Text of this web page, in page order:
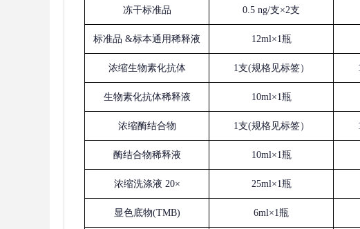
冻干标准品 0.5 ng/支×2支
标准品 &标本通用稀释液 12ml×1瓶
浓缩生物素化抗体 1支(规格见标签）
生物素化抗体稀释液 10ml×1瓶
浓缩酶结合物 1支(规格见标签）
酶结合物稀释液 10ml×1瓶
浓缩洗涤液 20× 25ml×1瓶
显色底物(TMB) 6ml×1瓶